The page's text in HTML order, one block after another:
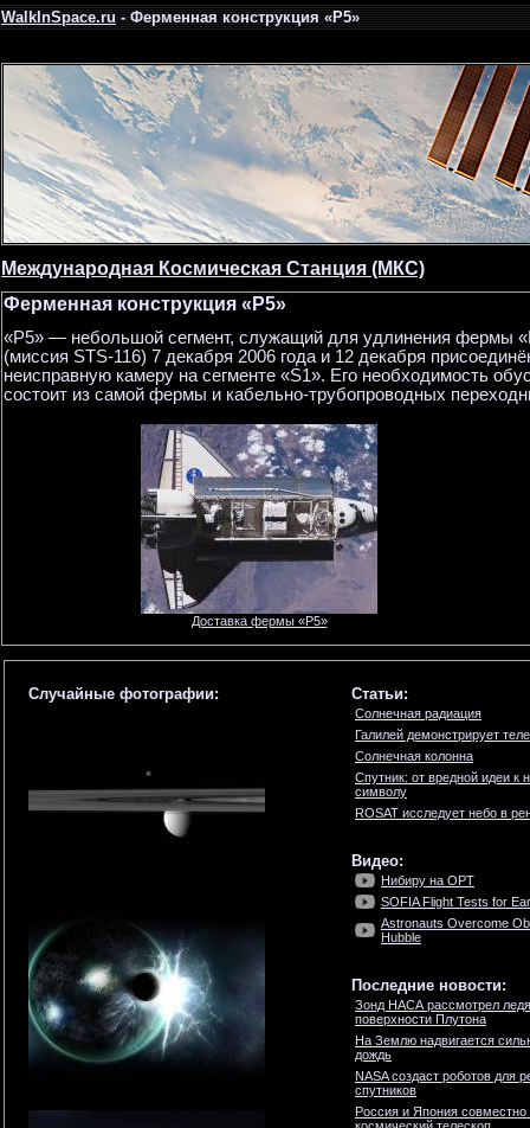
WalkInSpace.ru- Ферменная конструкция «P5»
Международная Космическая Станция (МКС)
Ферменная конструкция «P5»
«P5» — небольшой сегмент, служащий для удлинения фермы
(миссия STS-116) 7 декабря 2006 года и 12 декабря
неисправную камеру на сегменте «S1». Его необходимость
состоит из самой фермы и кабельно-трубопроводных
Доставка фермы «P5»
Случайные фотографии: Статьи:
Солнечная радиация
Галилей демонстрирует
Солнечная колонна
Cпутник: от вредной идеи к
символу
ROSAT исследует небо в
Видео:
Нибиру на ОРТ
SOFIA Flight Tests for
Astronauts Overcome
Hubble
Последние новости:
Зонд НАСА рассмотрел
поверхности Плутона
На Землю надвигается
дождь
NASA создаст роботов для
спутников
Россия и Япония совместно